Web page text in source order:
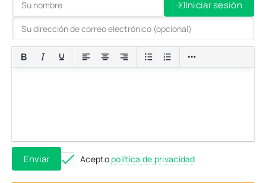
Iniciar sesión
Enviar Acepto política de privacidad